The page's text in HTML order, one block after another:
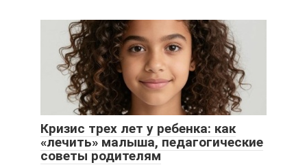
Кризис трех лет у ребенка: как
«лечить» малыша, педагогические
советы родителям